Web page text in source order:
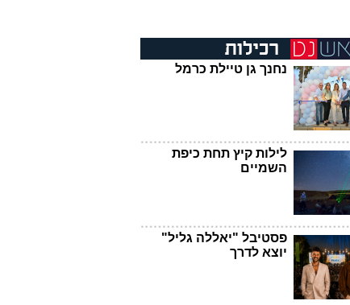
נחנך גן טיילת כרמל
לילות קיץ תחת כיפת
השמיים
פסטיבל "יאללה גליל"
יוצא לדרך